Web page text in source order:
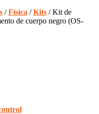
/Física /Kits / Kit de
de cuerpo negro (OS-